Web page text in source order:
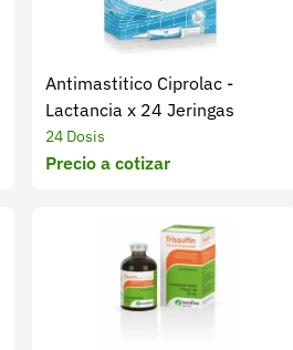
Antimastitico Ciprolac -
Lactancia x 24 Jeringas
24 Dosis
Precio a cotizar